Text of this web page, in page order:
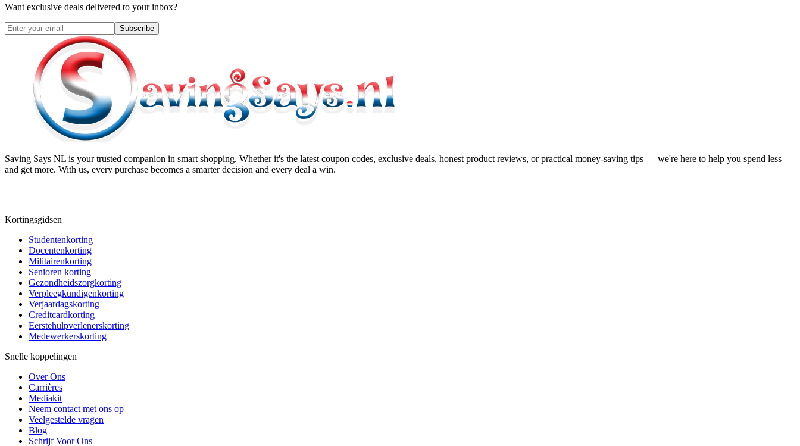
Want exclusive deals delivered to your inbox?
Subscribe
Saving Says NL is your trusted companion in smart shopping. Whether it's the latest coupon codes, exclusive deals, honest product reviews, or practical money-saving tips — we're here to help you spend less
and get more. With us, every purchase becomes a smarter decision and every deal a win.
Kortingsgidsen
Studentenkorting
Docentenkorting
Militairenkorting
Senioren korting
Gezondheidszorgkorting
Verpleegkundigenkorting
Verjaardagskorting
Creditcardkorting
Eerstehulpverlenerskorting
Medewerkerskorting
Snelle koppelingen
Over Ons
Carrières
Mediakit
Neem contact met ons op
Veelgestelde vragen
Blog
Schrijf Voor Ons